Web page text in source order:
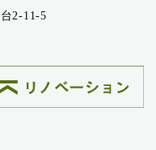
台2-11-5